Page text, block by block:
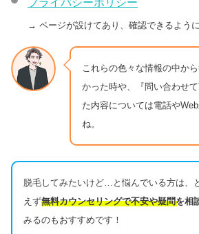
→ ページが設けてあり、確認できるように
これらの色々な情報の中か
かった時や、『問い合わせ
た内容については電話や
ね。
脱毛してみたいけど…と悩んでいる方は、
えず無料カウンセリングで不安や疑問を相
みるのもおすすめです！